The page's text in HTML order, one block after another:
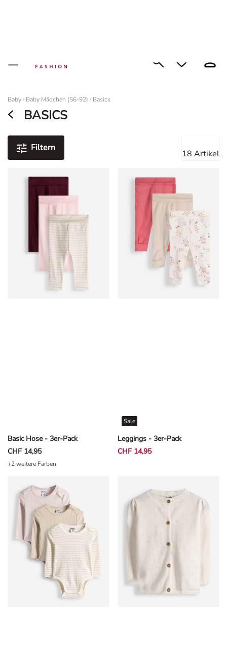
Baby / Baby Mädchen (56-92) / Basics
BASICS
Filtern
18 Artikel
Basic Hose - 3er-Pack
CHF 14,95
+2 weitere Farben
Leggings - 3er-Pack
Sale
CHF 14,95